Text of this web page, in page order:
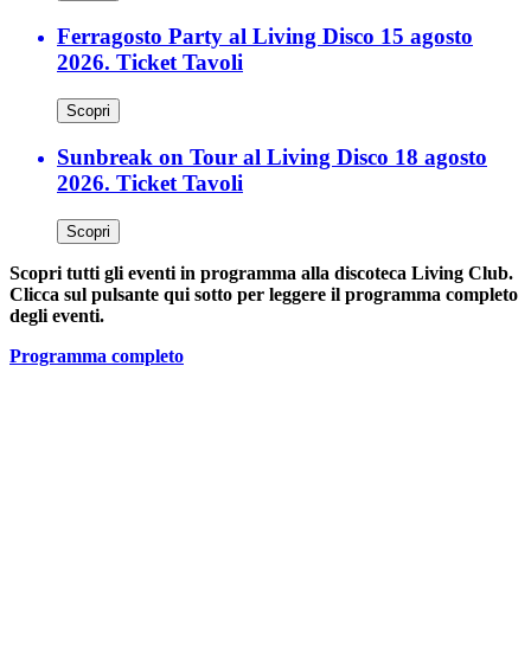
Ferragosto Party al Living Disco 15 agosto
2026. Ticket Tavoli
Scopri
Sunbreak on Tour al Living Disco 18 agosto
2026. Ticket Tavoli
Scopri
Scopri tutti gli eventi in programma alla discoteca Living Club.
Clicca sul pulsante qui sotto per leggere il programma completo
degli eventi.
Programma completo